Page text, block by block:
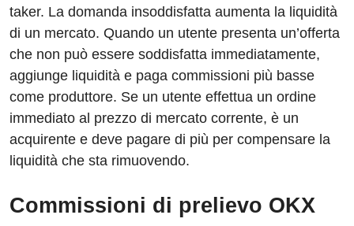
taker. La domanda insoddisfatta aumenta la liquidità
di un mercato. Quando un utente presenta un’offerta
che non può essere soddisfatta immediatamente,
aggiunge liquidità e paga commissioni più basse
come produttore. Se un utente effettua un ordine
immediato al prezzo di mercato corrente, è un
acquirente e deve pagare di più per compensare la
liquidità che sta rimuovendo.
Commissioni di prelievo OKX